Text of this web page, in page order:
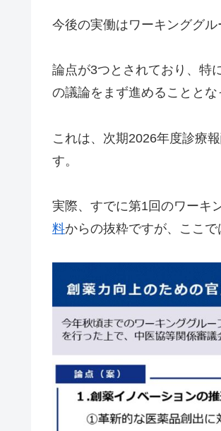
今後の実働はワーキンググル
論点が3つとされており、特
の議論をまず進めることとな
これは、次期2026年度診療
す。
実際、すでに第1回のワーキ
料からの抜粋ですが、ここ